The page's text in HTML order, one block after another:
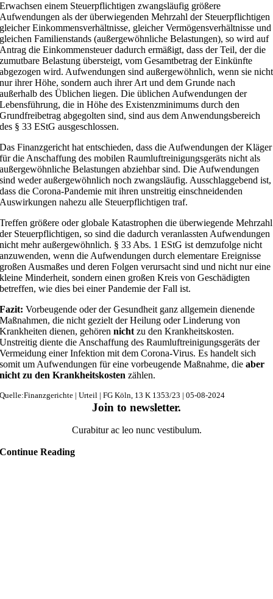
Erwachsen einem Steuerpflichtigen zwangsläufig größere
Aufwendungen als der überwiegenden Mehrzahl der Steuerpflichtigen
gleicher Einkommensverhältnisse, gleicher Vermögensverhältnisse und
gleichen Familienstands (außergewöhnliche Belastungen), so wird auf
Antrag die Einkommensteuer dadurch ermäßigt, dass der Teil, der die
zumutbare Belastung übersteigt, vom Gesamtbetrag der Einkünfte
abgezogen wird. Aufwendungen sind außergewöhnlich, wenn sie nicht
nur ihrer Höhe, sondern auch ihrer Art und dem Grunde nach
außerhalb des Üblichen liegen. Die üblichen Aufwendungen der
Lebensführung, die in Höhe des Existenzminimums durch den
Grundfreibetrag abgegolten sind, sind aus dem Anwendungsbereich
des § 33 EStG ausgeschlossen.
Das Finanzgericht hat entschieden, dass die Aufwendungen der Kläger
für die Anschaffung des mobilen Raumluftreinigungsgeräts nicht als
außergewöhnliche Belastungen abziehbar sind. Die Aufwendungen
sind weder außergewöhnlich noch zwangsläufig. Ausschlaggebend ist,
dass die Corona-Pandemie mit ihren unstreitig einschneidenden
Auswirkungen nahezu alle Steuerpflichtigen traf.
Treffen größere oder globale Katastrophen die überwiegende Mehrzahl
der Steuerpflichtigen, so sind die dadurch veranlassten Aufwendungen
nicht mehr außergewöhnlich. § 33 Abs. 1 EStG ist demzufolge nicht
anzuwenden, wenn die Aufwendungen durch elementare Ereignisse
großen Ausmaßes und deren Folgen verursacht sind und nicht nur eine
kleine Minderheit, sondern einen großen Kreis von Geschädigten
betreffen, wie dies bei einer Pandemie der Fall ist.
Fazit: Vorbeugende oder der Gesundheit ganz allgemein dienende
Maßnahmen, die nicht gezielt der Heilung oder Linderung von
Krankheiten dienen, gehörennicht zu den Krankheitskosten.
Unstreitig diente die Anschaffung des Raumluftreinigungsgeräts der
Vermeidung einer Infektion mit dem Corona-Virus. Es handelt sich
somit um Aufwendungen für eine vorbeugende Maßnahme, dieaber
nicht zu den Krankheitskosten zählen.
Quelle:Finanzgerichte | Urteil | FG Köln, 13 K 1353/23 | 05-08-2024
Join to newsletter.
Curabitur ac leo nunc vestibulum.
Continue Reading